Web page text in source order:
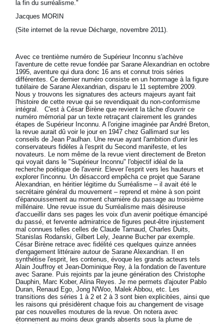
la fin du surréalisme."
Jacques MORIN
(Site internet de la revue Décharge, novembre 2011).
Avec ce trentième numéro de Supérieur Inconnu s'achève
l'aventure de cette revue fondée par Sarane Alexandrian en octobre
1995, aventure qui dura donc 16 ans et connut trois séries
différentes. Ce dernier numéro consiste en un hommage à la figure
tutélaire de Sarane Alexandrian, disparu le 11 septembre 2009.
Nous y trouvons les signatures des acteurs majeurs ayant fait
l'histoire de cette revue qui se revendiquait du non-conformisme
intégral. C'est à César Birène que revient la tâche d'ouvrir ce
numéro mémorial par un texte retraçant clairement les grandes
étapes de Supérieur Inconnu. A l'origine imaginée par André Breton,
la revue aurait dû voir le jour en 1947 chez Gallimard sur les
conseils de Jean Paulhan. Une revue ayant l'ambition d'unir les
conservateurs fidèles à l'esprit du Second manifeste, et les
novateurs. Le nom même de la revue vient directement de Breton
qui voyait dans le "Supérieur Inconnu" l'objectif idéal de la
recherche poétique de l'avenir. Elever l'esprit vers les hauteurs et
explorer l'inconnu. Un désaccord empêcha ce projet que Sarane
Alexandrian, en héritier légitime du Surréalisme – il avait été le
secrétaire général du mouvement – reprend et mène à son point
d'épanouissement au moment charnière du passage au troisième
millénaire. Une revue issue du Surréalisme mais désireuse
d'accueillir dans ses pages les voix d'un avenir poétique émancipé
du passé, et fervente admiratrice de figures peut-être injustement
mal connues telles celles de Claude Tarnaud, Charles Duits,
Stanislas Rodanski, Gilbert Lely, Jeanne Bucher par exemple.
César Birène retrace avec fidélité ces quelques quinze années
d'engagement littéraire autour de Sarane Alexandrian. Il en
synthétise l'esprit, les contenus, évoque les grands acteurs tels
Alain Jouffroy et Jean-Dominique Rey, à la fondation de l'aventure
avec Sarane. Puis rejoints par la jeune génération des Christophe
Dauphin, Marc Kober, Alina Reyes. Je me permets d'ajouter Pablo
Duran, Renaud Ego, Jong N'Woo, Malek Abbou, etc. Les
transitions des séries 1 à 2 et 2 à 3 sont bien explicitées, ainsi que
les raisons qui présidèrent chaque fois au changement de visage
par ces nouvelles moutures de la revue. On notera avec
étonnement au moins deux grands absents sous la plume de